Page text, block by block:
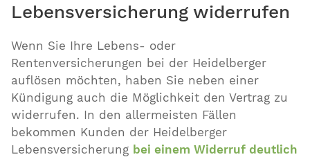
Lebensversicherung widerrufen
Wenn Sie Ihre Lebens- oder
Rentenversicherungen bei der Heidelberger
auflösen möchten, haben Sie neben einer
Kündigung auch die Möglichkeit den Vertrag zu
widerrufen. In den allermeisten Fällen
bekommen Kunden der Heidelberger
Lebensversicherung bei einem Widerruf deutlich